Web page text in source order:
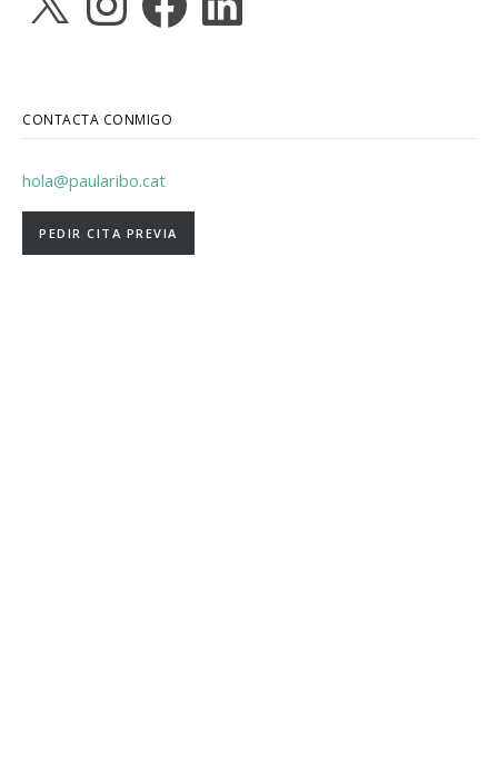
CONTACTA CONMIGO
hola@paularibo.cat
PEDIR CITA PREVIA